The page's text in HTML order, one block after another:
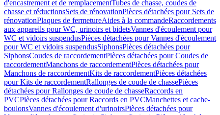
d'encastrement et de remplacementTubes de chasse, coudes de
chasse et réductionsSets de rénovationPièces détachées pour Sets de
rénovationPlaques de fermetureAides à la commandeRaccordements
aux appareils pour WC, urinoirs et bidetsVannes d'écoulement pour
WC et vidoirs suspendusPièces détachées pour Vannes d'écoulement
pour WC et vidoirs suspendusSiphonsPièces détachées pour
SiphonsCoudes de raccordementPièces détachées pour Coudes de
raccordementManchons de raccordementPièces détachées pour
Manchons de raccordementKits de raccordementPièces détachées
pour Kits de raccordementRallonges de coude de chassePièces
détachées pour Rallonges de coude de chasseRaccords en
PVCPièces détachées pour Raccords en PVCManchettes et cache-
boulonsVannes d'écoulement d'urinoirsPièces détachées pour